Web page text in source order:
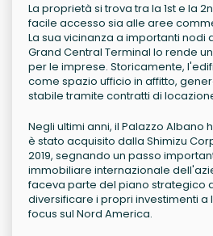
La proprietà si trova tra la 1st e la
facile accesso sia alle aree
La sua vicinanza a importanti nodi
Grand Central Terminal lo rende
per le imprese. Storicamente,
come spazio ufficio in affitto,
stabile tramite contratti di
Negli ultimi anni, il Palazzo Albano
è stato acquisito dalla Shimizu
2019, segnando un passo
immobiliare internazionale
faceva parte del piano strategico
diversificare i propri investimenti a
focus sul Nord America.